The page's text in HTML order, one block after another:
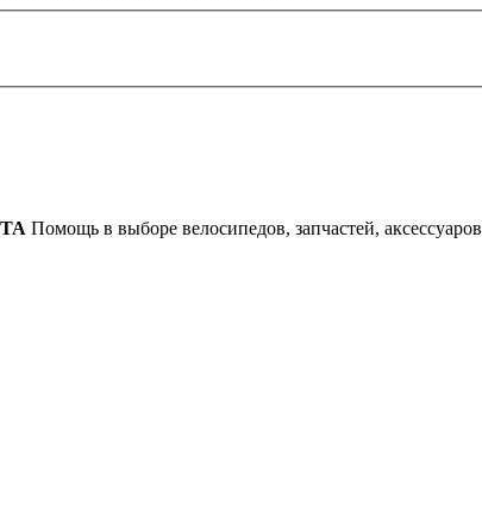
Помощь в выборе велосипедов, запчастей, аксессуаров